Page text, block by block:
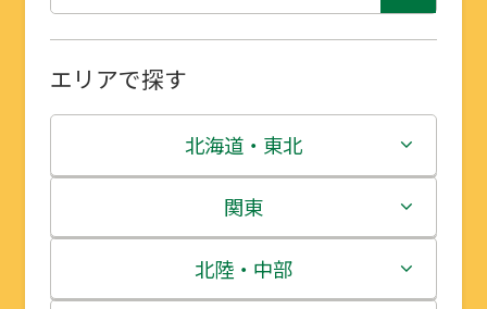
エリアで探す
北海道・東北
北海道
青森県
関東
茨城県
北陸・中部